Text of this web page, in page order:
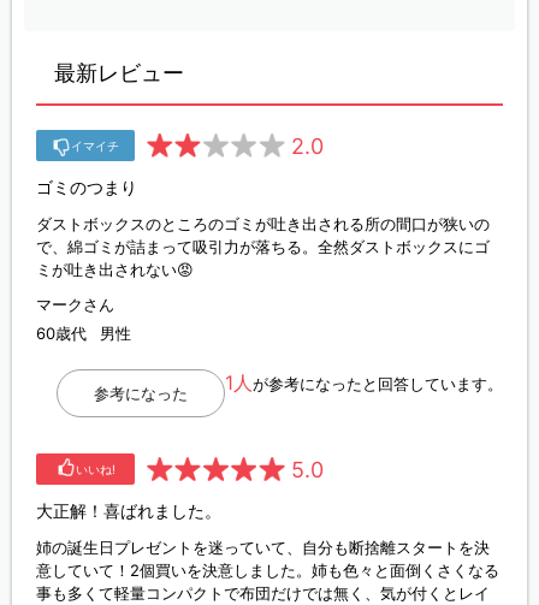
最新レビュー
イマイチ 2.0
ゴミのつまり
ダストボックスのところのゴミが吐き出される所の間口が狭いの
で、綿ゴミが詰まって吸引力が落ちる。全然ダストボックスにゴ
ミが吐き出されない😡
マークさん
60歳代
男性
1人が参考になったと回答しています。
参考になった
いいね! 5.0
大正解！喜ばれました。
姉の誕生日プレゼントを迷っていて、自分も断捨離スタートを決
意していて！2個買いを決意しました。姉も色々と面倒くさくなる
事も多くて軽量コンパクトで布団だけでは無く、気が付くとレイ